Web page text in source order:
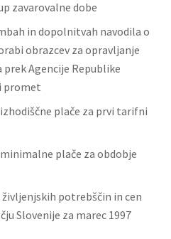
zavarovalne dobe
in dopolnitvah navodila o
obrazcev za opravljanje
Agencije Republike
promet
plače za prvi tarifni
plače za obdobje
potrebščin in cen
Slovenije za marec 1997